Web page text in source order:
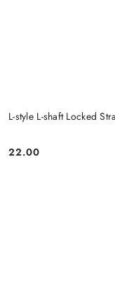
L-style L-shaft Locked
Cena:
22.00